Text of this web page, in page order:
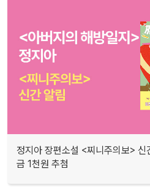
정지아 장편소설 <찌니주의보> 신
금 1천원 추첨